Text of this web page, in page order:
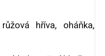
hříva, oháňka,